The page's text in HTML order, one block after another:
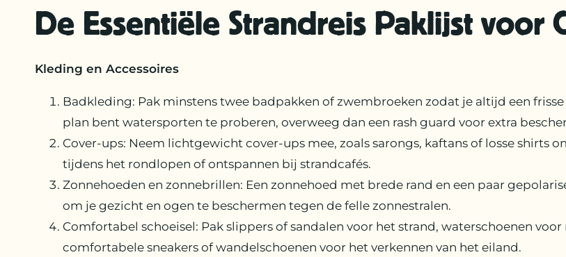
De Essentiële Strandreis Paklijst voor
Kleding en Accessoires
Badkleding: Pak minstens twee badpakken of zwembroeken zodat je altijd een
plan bent watersporten te proberen, overweeg dan een rash guard voor extra
Cover-ups: Neem lichtgewicht cover-ups mee, zoals sarongs, kaftans of losse shirts
tijdens het rondlopen of ontspannen bij strandcafés.
Zonnehoeden en zonnebrillen: Een zonnehoed met brede rand en een paar
om je gezicht en ogen te beschermen tegen de felle zonnestralen.
Comfortabel schoeisel: Pak slippers of sandalen voor het strand, waterschoenen
comfortabele sneakers of wandelschoenen voor het verkennen van het eiland.